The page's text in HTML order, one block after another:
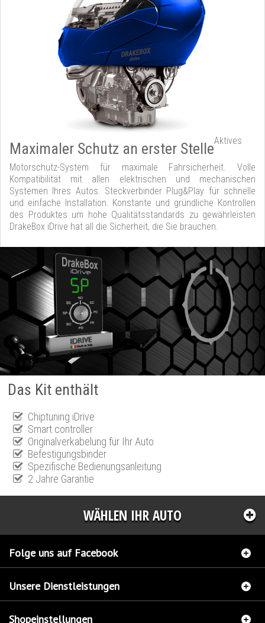
Maximaler Schutz an erster StelleAktives
Motorschutz-System für maximale Fahrsicherheit. Volle
Kompatibilität mit allen elektrischen und mechanischen
Systemen Ihres Autos. Steckverbinder Plug&Play für schnelle
und einfache Installation. Konstante und gründliche Kontrollen
des Produktes um hohe Qualitätsstandards zu gewährleisten
DrakeBox iDrive hat all die Sicherheit, die Sie brauchen.
Das Kit enthält
Chiptuning iDrive
Smart controller
Originalverkabelung für Ihr Auto
Befestigungsbinder
Spezifische Bedienungsanleitung
2 Jahre Garantie
WÄHLEN IHR AUTO
Folge uns auf Facebook
Unsere Dienstleistungen
Shopeinstellungen